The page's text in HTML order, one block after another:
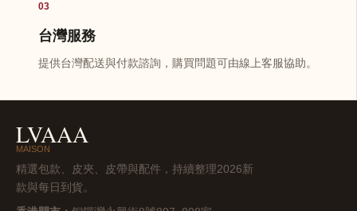
03
台灣服務
提供台灣配送與付款諮詢，購買問題可由線上客服協助。
LVAAA
MAISON
精選包款、皮夾、皮帶與配件，持續整理2026新
款與每日到貨。